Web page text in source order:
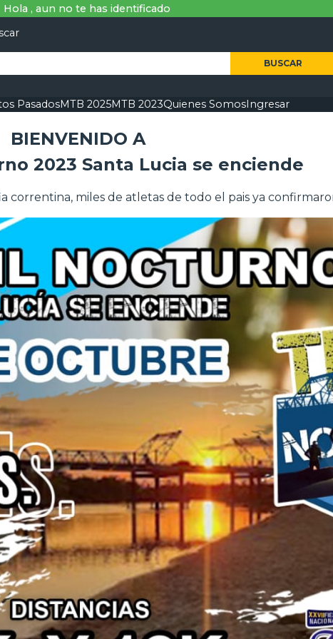
Hola , aun no te has identificado
BUSCAR
PasadosMTB 2025MTB 2023Quienes SomosIngresar
BIENVENIDO A
2023 Santa Lucia se enciende
correntina, miles de atletas de todo el pais ya